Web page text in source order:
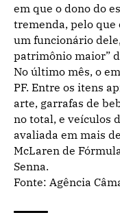
em que o dono do
tremenda, pelo que
um funcionário
patrimônio maior”
No último mês, o
PF. Entre os itens
arte, garrafas de
no total, e veículos
avaliada em mais
McLaren de
Senna.
Fonte: Agência